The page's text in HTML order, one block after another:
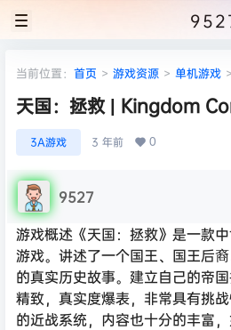
当前位置： 首页 > 游戏资源 > 单机游戏 >
天国：拯救 | Kingdom
3A游戏 3 年前 0
9527
游戏概述《天国：拯救》是一款
游戏。讲述了一个国王、国王后
的真实历史故事。建立自己的帝
精致，真实度爆表，非常具有挑
的近战系统，内容也十分的丰富